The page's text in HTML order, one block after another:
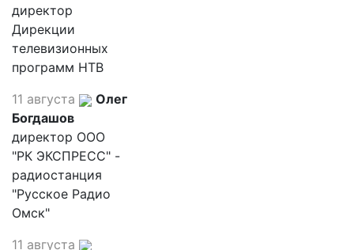
директор
Дирекции
телевизионных
программ НТВ
11 августа
Олег
Богдашов
директор ООО
"РК ЭКСПРЕСС" -
радиостанция
"Русское Радио
Омск"
11 августа